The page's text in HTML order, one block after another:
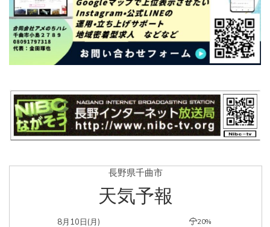
長野県千曲市
天気予報
8月10日(月) 20%